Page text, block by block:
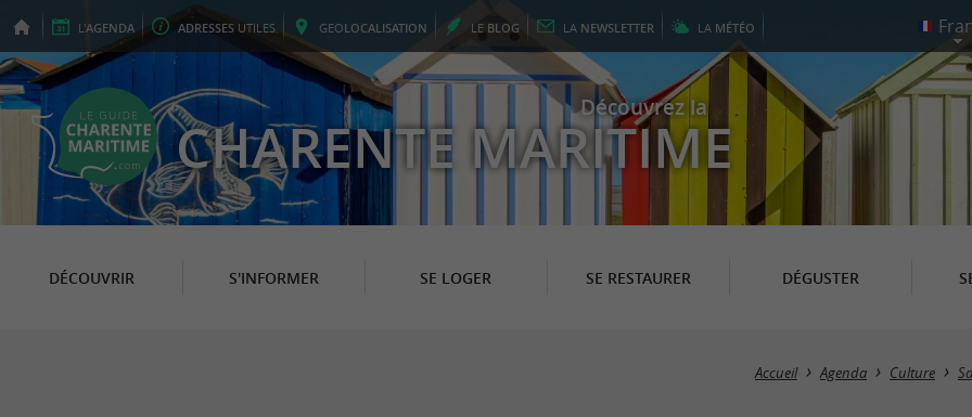
L'AGENDA ADRESSES UTILES GEOLOCALISATION LE BLOG LA NEWSLETTER LA MÉTÉO
Découvrez la
CHARENTE MARITIME
DÉCOUVRIR S'INFORMER SE LOGER SE RESTAURER DÉGUSTER
Accueil Agenda Culture